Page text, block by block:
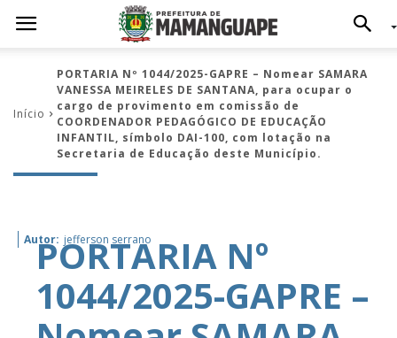
Início
PORTARIA Nº 1044/2025-GAPRE – Nomear SAMARA
VANESSA MEIRELES DE SANTANA, para ocupar o
cargo de provimento em comissão de
COORDENADOR PEDAGÓGICO DE EDUCAÇÃO
INFANTIL, símbolo DAI-100, com lotação na
Secretaria de Educação deste Município.
Autor: jefferson serrano
PORTARIA Nº
1044/2025-GAPRE –